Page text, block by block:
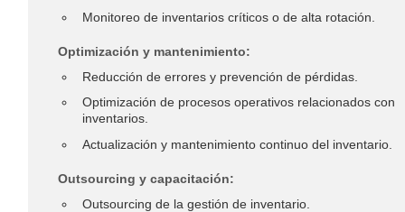
Monitoreo de inventarios críticos o de alta rotación.
Optimización y mantenimiento:
Reducción de errores y prevención de pérdidas.
Optimización de procesos operativos relacionados con
inventarios.
Actualización y mantenimiento continuo del inventario.
Outsourcing y capacitación:
Outsourcing de la gestión de inventario.